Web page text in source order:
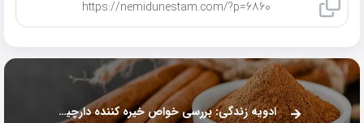
ادویه زندگی: بررسی خواص خیره کننده دارچین برای سلامتی